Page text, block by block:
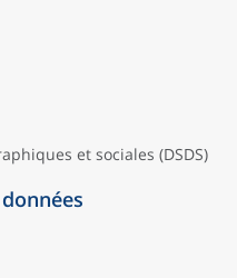
et sociales (DSDS)